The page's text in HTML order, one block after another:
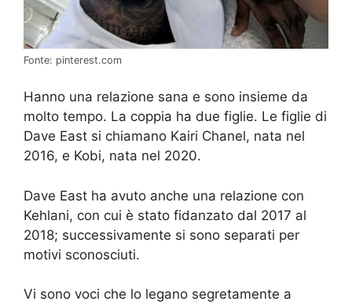
Fonte: pinterest.com
Hanno una relazione sana e sono insieme da
molto tempo. La coppia ha due figlie. Le figlie di
Dave East si chiamano Kairi Chanel, nata nel
2016, e Kobi, nata nel 2020.
Dave East ha avuto anche una relazione con
Kehlani, con cui è stato fidanzato dal 2017 al
2018; successivamente si sono separati per
motivi sconosciuti.
Vi sono voci che lo legano segretamente a